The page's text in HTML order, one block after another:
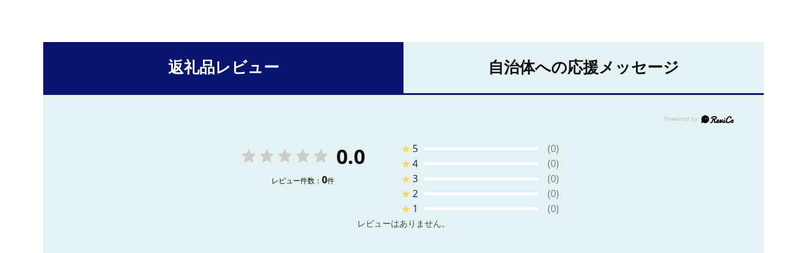
返礼品レビュー 自治体への応援メッセージ
0.0
レビュー件数： 0件
★ 5
(0)
★4
(0)
★3
(0)
★2
(0)
★ 1 (0)
レビューはありません。